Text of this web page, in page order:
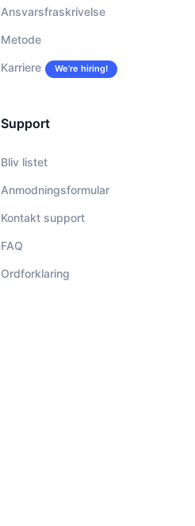
Ansvarsfraskrivelse
Metode
Karriere We’re hiring!
Support
Bliv listet
Anmodningsformular
Kontakt support
FAQ
Ordforklaring